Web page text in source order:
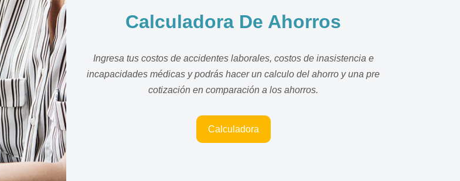
Calculadora De Ahorros
Ingresa tus costos de accidentes laborales, costos de inasistencia e
incapacidades médicas y podrás hacer un calculo del ahorro y una pre
cotización en comparación a los ahorros.
Calculadora